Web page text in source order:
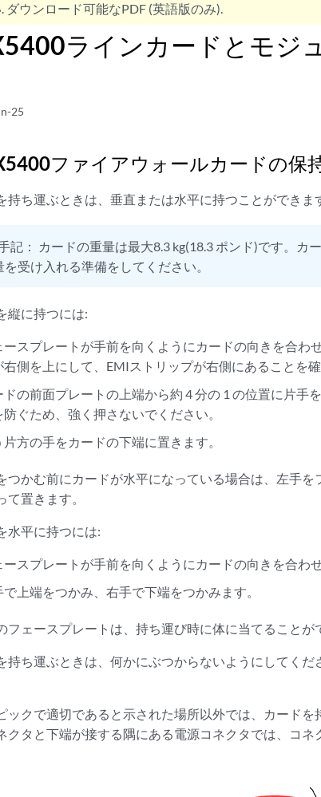
ダウンロード可能なPDF (英語版のみ).
ラインカードとモジ
25
ファイアウォールカードの保
持ち運ぶときは、垂直または水平に持つことができま
記：
カードの重量は最大8.3 kg(18.3 ポンド)です。カ
を受け入れる準備をしてください。
縦に持つには:
ースプレートが手前を向くようにカードの向きを合わ
右側を上にして、EMIストリップが右側にあることを確
ドの前面プレートの上端から約 4 分の 1 の位置に片手
防ぐため、強く押さないでください。
片方の手をカードの下端に置きます。
つかむ前にカードが水平になっている場合は、左手
て置きます。
水平に持つには:
ースプレートが手前を向くようにカードの向きを合わせ
で上端をつかみ、右手で下端をつかみます。
フェースプレートは、持ち運び時に体に当てることが
持ち運ぶときは、何かにぶつからないようにしてく
ックで適切であると示された場所以外では、カード
クタと下端が接する隅にある電源コネクタでは、コ